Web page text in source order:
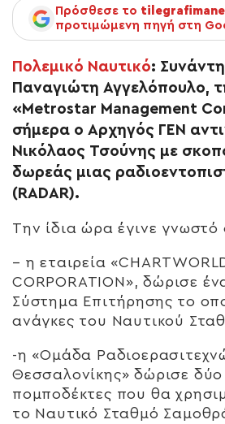
Πρόσθεσε το
προτιμώμενη πηγή στη
Πολεμικό Ναυτικό:
Παναγιώτη Αγγελόπουλο,
«Metrostar Management
σήμερα ο Αρχηγός ΓΕΝ
Νικόλαος Τσούνης με
δωρεάς μιας
(RADAR).
Την ίδια ώρα έγινε γνωστό
– η εταιρεία
CORPORATION», δώρισε
Σύστημα Επιτήρησης το
ανάγκες του Ναυτικού
-η «Ομάδα
Θεσσαλονίκης» δώρισε
πομποδέκτες που θα
το Ναυτικό Σταθμό